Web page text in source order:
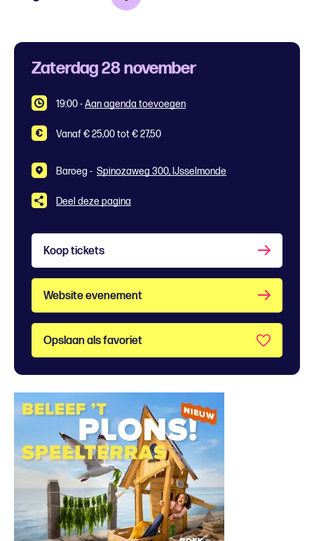
Zaterdag 28 november
19:00-Aan agenda toevoegen
Vanaf € 25,00 tot € 27,50
Baroeg - Spinozaweg 300, IJsselmonde
Deel deze pagina
Koop tickets
Website evenement
Opslaan als favoriet